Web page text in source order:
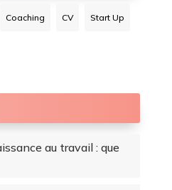
Coaching CV Start Up
au travail : que